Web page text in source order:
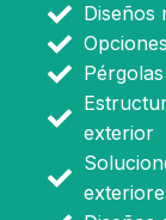
Diseños
exterior